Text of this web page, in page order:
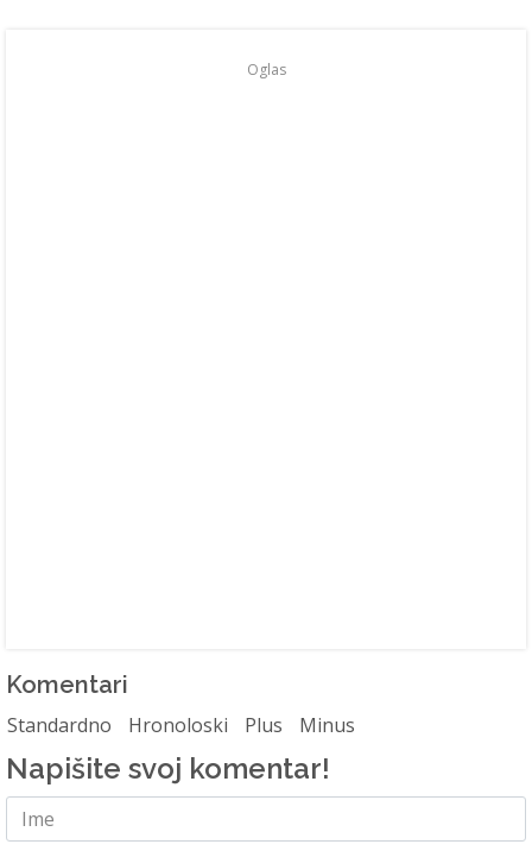
Oglas
Komentari
Standardno Hronoloski Plus Minus
Napišite svoj komentar!